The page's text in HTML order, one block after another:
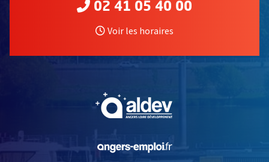
02 41 05 40 00
Voir les horaires